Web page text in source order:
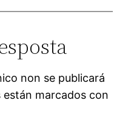
non se publicará
marcados con